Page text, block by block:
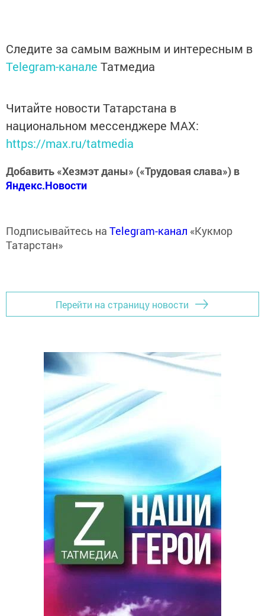
Следите за самым важным и интересным в
Telegram-канале Татмедиа
Читайте новости Татарстана в
национальном мессенджере MАХ:
https://max.ru/tatmedia
Добавить «Хезмэт даны» («Трудовая слава») в
Яндекс.Новости
Подписывайтесь на Telegram-канал «Кукмор
Татарстан»
Перейти на страницу новости